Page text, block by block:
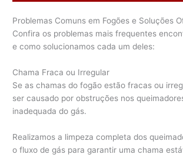
Problemas Comuns em Fogões e Soluções
Confira os problemas mais frequentes
e como solucionamos cada um deles:
Chama Fraca ou Irregular
Se as chamas do fogão estão fracas ou
ser causado por obstruções nos
inadequada do gás.
Realizamos a limpeza completa dos
o fluxo de gás para garantir uma chama